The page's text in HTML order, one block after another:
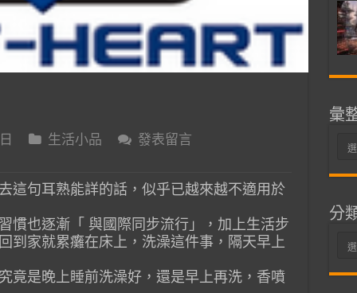
生活小品 發表留言
這句耳熟能詳的話，似乎已越來越不適用於
慣也逐漸「 與國際同步流行」，加上生活步
到家就累癱在床上，洗澡這件事，隔天早上
竟是晚上睡前洗澡好，還是早上再洗，香噴
彙
彙
分
分